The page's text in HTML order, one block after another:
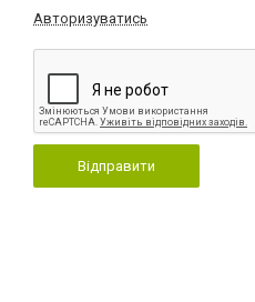
Авторизуватись
Відправити